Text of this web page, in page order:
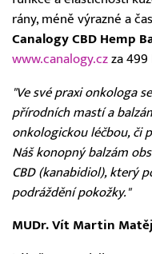
rány, méně výrazné a
Canalogy CBD Hemp
www.canalogy.cz za 499
"Ve své praxi onkologa
přírodních mastí a
onkologickou léčbou, či
Náš konopný balzám
CBD (kanabidiol), který
podráždění pokožky."
MUDr. Vít Martin